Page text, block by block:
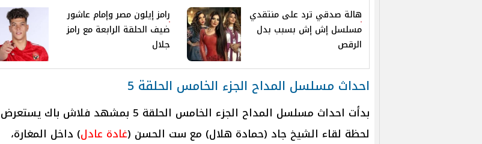
هالة صدقي ترد على منتقدي
مسلسل إش إش بسبب بدل
الرقص
رامز إيلون مصر وإمام عاشور
ضيف الحلقة الرابعة مع رامز
جلال
احداث مسلسل المداح الجزء الخامس الحلقة 5
بدأت احداث مسلسل المداح الجزء الخامس الحلقة 5 بمشهد فلاش باك يستعرض
لحظة لقاء الشيخ جاد (حمادة هلال) مع ست الحسن (غادة عادل) داخل المغارة،